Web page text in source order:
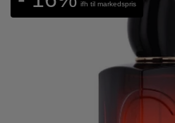
ifh til markedspris